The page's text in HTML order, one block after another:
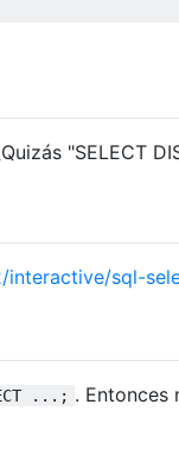
"SELECT
sql-
...; . Entonces